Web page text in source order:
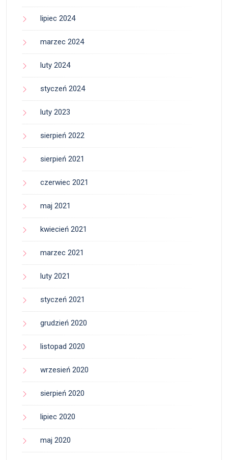
lipiec 2024
marzec 2024
luty 2024
styczeń 2024
luty 2023
sierpień 2022
sierpień 2021
czerwiec 2021
maj 2021
kwiecień 2021
marzec 2021
luty 2021
styczeń 2021
grudzień 2020
listopad 2020
wrzesień 2020
sierpień 2020
lipiec 2020
maj 2020